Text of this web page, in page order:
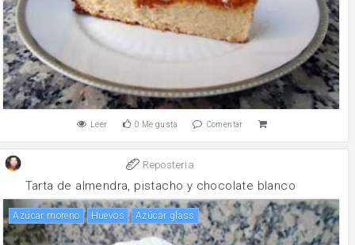
Leer 0 Me gusta Comentar
Reposteria
Tarta de almendra, pistacho y chocolate blanco
Azúcar moreno huevos Azúcar glass